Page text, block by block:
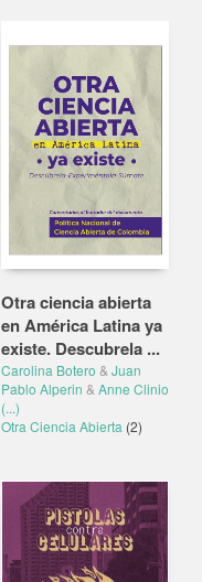
Otra ciencia abierta
en América Latina ya
existe. Descubrela ...
Carolina Botero & Juan
Pablo Alperin & Anne Clinio
(...)
Otra Ciencia Abierta (2)